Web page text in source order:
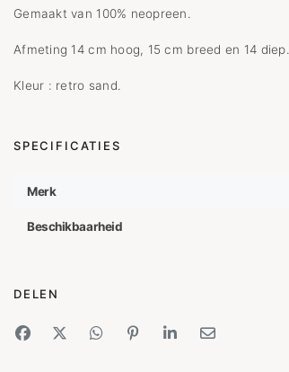
Gemaakt van 100% neopreen.
Afmeting 14 cm hoog, 15 cm breed en 14 diep.
Kleur : retro sand.
SPECIFICATIES
Merk
Beschikbaarheid
DELEN